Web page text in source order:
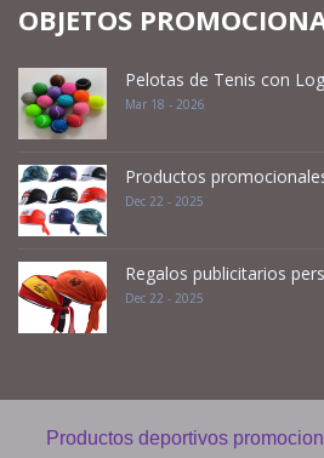
OBJETOS
Pelotas de Tenis con
Mar 18 - 2026
Productos
Dec 22 - 2025
Regalos publicitarios
Dec 22 - 2025
Productos deportivos